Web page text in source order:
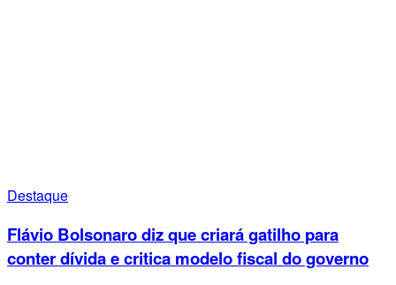
Destaque
Flávio Bolsonaro diz que criará gatilho para
conter dívida e critica modelo fiscal do governo